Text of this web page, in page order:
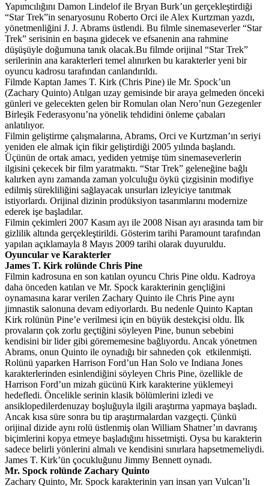
Yapımcılığını Damon Lindelof ile Bryan Burk’un gerçekleştirdiği
“Star Trek”in senaryosunu Roberto Orci ile Alex Kurtzman yazdı,
yönetmenliğini J. J. Abrams üstlendi. Bu filmle sinemaseverler “Star
Trek” serisinin en başına gidecek ve efsanenin ana rahmine
düşüşüyle doğumuna tanık olacak.Bu filmde orijinal “Star Trek”
serilerinin ana karakterleri temel alınırken bu karakterler yeni bir
oyuncu kadrosu tarafından canlandırıldı.
Filmde Kaptan James T. Kirk (Chris Pine) ile Mr. Spock’un
(Zachary Quinto) Atılgan uzay gemisinde bir araya gelmeden önceki
günleri ve gelecekten gelen bir Romulan olan Nero’nun Gezegenler
Birleşik Federasyonu’na yönelik tehdidini önleme çabaları
anlatılıyor.
Filmin geliştirme çalışmalarına, Abrams, Orci ve Kurtzman’ın seriyi
yeniden ele almak için fikir geliştirdiği 2005 yılında başlandı.
Üçünün de ortak amacı, yediden yetmişe tüm sinemaseverlerin
ilgisini çekecek bir film yaratmaktı. “Star Trek” geleneğine bağlı
kalırken aynı zamanda zaman yolculuğu öykü çizgisinin modifiye
edilmiş sürekliliğini sağlayacak unsurları izleyiciye tanıtmak
istiyorlardı. Orijinal dizinin prodüksiyon tasarımlarını modernize
ederek işe başladılar.
Filmin çekimleri 2007 Kasım ayı ile 2008 Nisan ayı arasında tam bir
gizlilik altında gerçekleştirildi. Gösterim tarihi Paramount tarafından
yapılan açıklamayla 8 Mayıs 2009 tarihi olarak duyuruldu.
Oyuncular ve Karakterler
James T. Kirk rolünde Chris Pine
Filmin kadrosuna en son katılan oyuncu Chris Pine oldu. Kadroya
daha önceden katılan ve Mr. Spock karakterinin gençliğini
oynamasına karar verilen Zachary Quinto ile Chris Pine aynı
jimnastik salonuna devam ediyorlardı. Bu nedenle Quinto Kaptan
Kirk rolünün Pine’e verilmesi için en büyük destekçisi oldu. İlk
provaların çok zorlu geçtiğini söyleyen Pine, bunun sebebini
kendisini bir lider gibi görememesine bağlıyordu. Ancak yönetmen
Abrams, onun Quinto ile oynadığı bir sahneden çok etkilenmişti.
Rolünü yaparken Harrison Ford’un Han Solo ve Indiana Jones
karakterlerinden esinlendiğini söyleyen Chris Pine, özellikle de
Harrison Ford’un mizah gücünü Kirk karakterine yüklemeyi
hedefledi. Öncelikle serinin klasik bölümlerini izledi ve
ansiklopedilerdenuzay boşluğuyla ilgili araştırma yapmaya başladı.
Ancak kısa süre sonra bu tip araştırmalardan vazgeçti. Çünkü
orijinal dizide aynı rolü üstlenmiş olan William Shatner’ın davranış
biçimlerini kopya etmeye başladığını hissetmişti. Oysa bu karakterin
sadece belirli yönlerini almalı ve kendisini sınırlara hapsetmemeliydi.
James T. Kirk’ün çocukluğunu Jimmy Bennett oynadı.
Mr. Spock rolünde Zachary Quinto
Zachary Quinto, Mr. Spock karakterinin yarı insan yarı Vulcan’lı